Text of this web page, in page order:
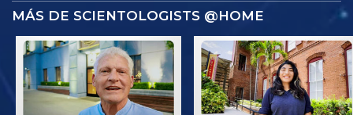
MÁS DE SCIENTOLOGISTS @HOME